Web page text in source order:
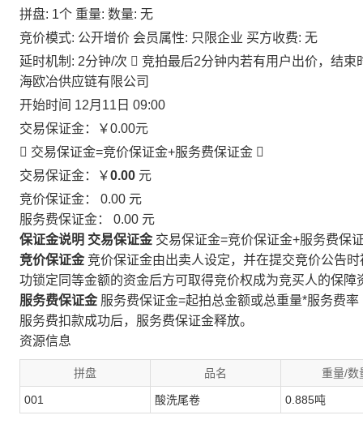
拼盘: 1个 重量: 数量: 无
竞价模式: 公开增价 会员属性: 只限企业 买方收费: 无
延时机制: 2分钟/次  竞拍最后2分钟内若有用户出价，结
海欧冶供应链有限公司
开始时间 12月11日 09:00
交易保证金：
￥0.00元
 交易保证金=竞价保证金+服务费保证金 
交易保证金：￥0.00 元
竞价保证金： 0.00 元
服务费保证金： 0.00 元
保证金说明 交易保证金 交易保证金=竞价保证金+服务费保
竞价保证金 竞价保证金由出卖人设定，并在提交竞价公告
功锁定同等金额的资金后方可取得竞价权成为竞买人的保障
服务费保证金 服务费保证金=起拍总金额或总重量*服务费率
服务费扣款成功后，服务费保证金释放。
资源信息
拼盘 品名 重量/数
001 酸洗尾卷 0.885吨